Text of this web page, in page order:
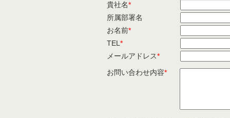
貴社名*
所属部署名
お名前*
TEL *
メールアドレス*
お問い合わせ内容*